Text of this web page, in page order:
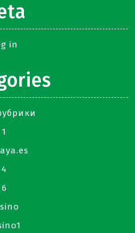
in
1
4
6